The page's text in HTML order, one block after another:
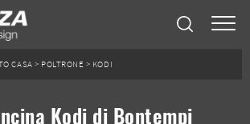
CASA > POLTRONE > KODI
Kodi di Bontempi